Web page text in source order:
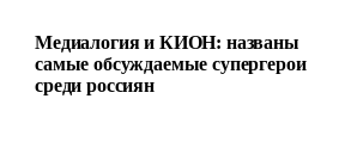
Медиалогия и КИОН: названы
самые обсуждаемые супергерои
среди россиян